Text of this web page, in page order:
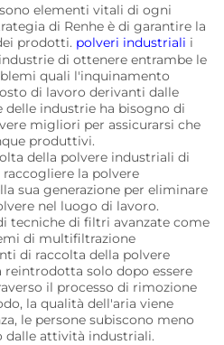
elementi vitali di ogni
di Renhe è di garantire la
prodotti. polveri industriali i
di ottenere entrambe le
quali l'inquinamento
di lavoro derivanti dalle
industrie ha bisogno di
migliori per assicurarsi che
produttivi.
della polvere industriali di
la polvere
sua generazione per eliminare
nel luogo di lavoro.
tecniche di filtri avanzate come
di multifiltrazione
di raccolta della polvere
reintrodotta solo dopo essere
il processo di rimozione
la qualità dell'aria viene
le persone subiscono meno
attività industriali.